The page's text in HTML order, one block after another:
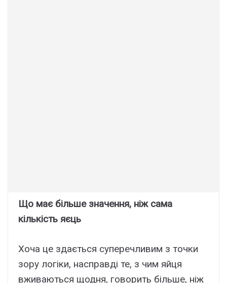
Що має більше значення, ніж сама
кількість яєць
Хоча це здається суперечливим з точки
зору логіки, насправді те, з чим яйця
вживаються щодня, говорить більше, ніж